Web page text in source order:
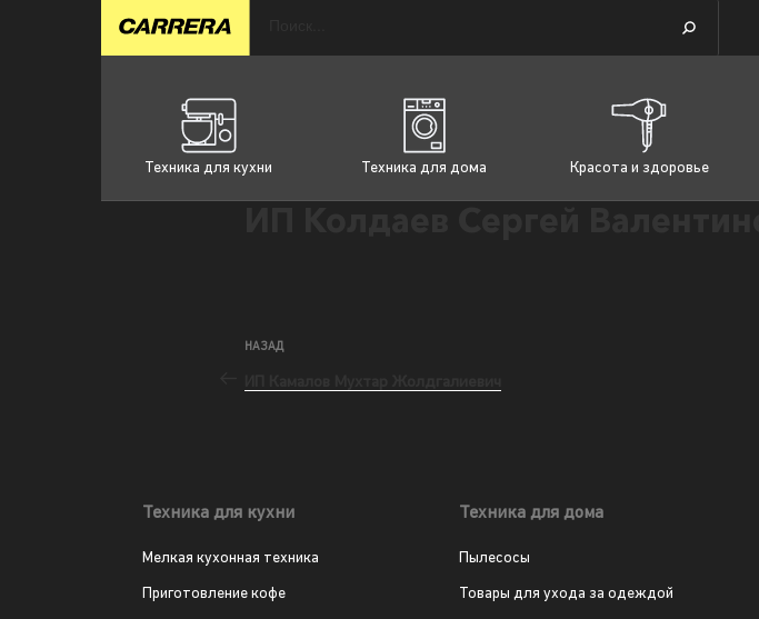
Техника для кухни Техника для дома Красота и здоровье
НАЗАД
Техника для кухни
Мелкая кухонная техника
Приготовление кофе
Техника для дома
Пылесосы
Товары для ухода за одеждой